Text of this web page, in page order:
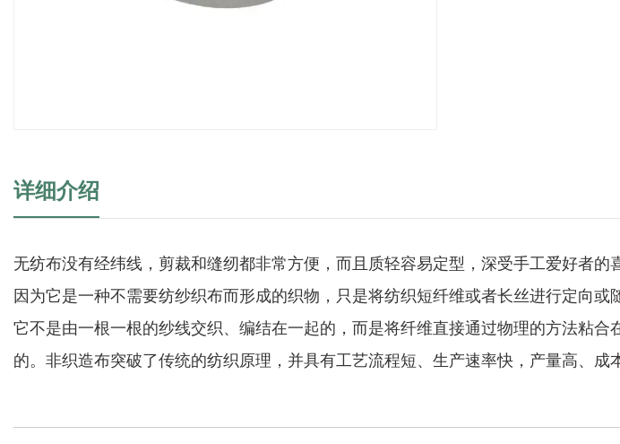
详细介绍
无纺布没有经纬线，剪裁和缝纫都非常方便，而且质轻容易定型，深受手工爱好者的
因为它是一种不需要纺纱织布而形成的织物，只是将纺织短纤维或者长丝进行定向
它不是由一根一根的纱线交织、编结在一起的，而是将纤维直接通过物理的方法粘
的。非织造布突破了传统的纺织原理，并具有工艺流程短、生产速率快，产量高、成